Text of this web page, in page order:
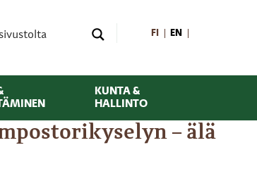
FI EN
KUNTA &
HALLINTO
– älä